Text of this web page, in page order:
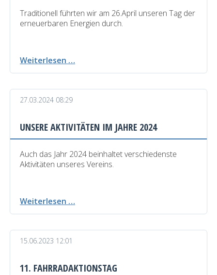
Traditionell führten wir am 26.April unseren Tag der
erneuerbaren Energien durch.
Weiterlesen …
Energien
27.03.2024 08:29
UNSERE AKTIVITÄTEN IM JAHRE 2024
Auch das Jahr 2024 beinhaltet verschiedenste
Aktivitäten unseres Vereins.
Weiterlesen …
Jahre
15.06.2023 12:01
11. FAHRRADAKTIONSTAG